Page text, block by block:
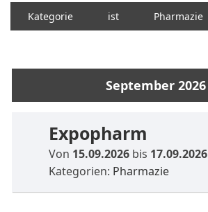
Kategorie ist Pharmazie
September 2026
Expopharm
Von 15.09.2026 bis 17.09.2026
Kategorien: Pharmazie